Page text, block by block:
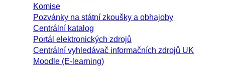
Komise
Pozvánky na státní zkoušky a obhajoby
Centrální katalog
Portál elektronických zdrojů
Centrální vyhledávač informačních zdrojů UK
Moodle (E-learning)